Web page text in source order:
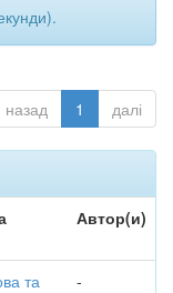
назад 1 далі
Автор(и)
та
-